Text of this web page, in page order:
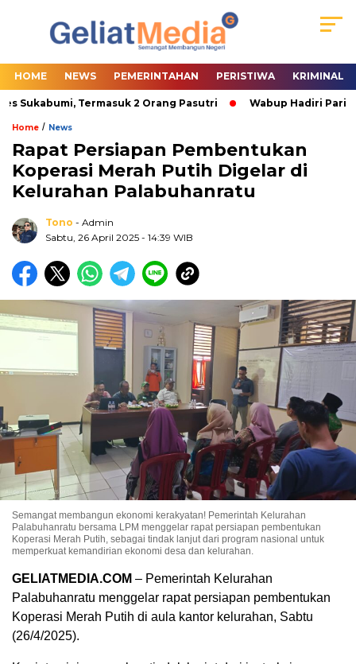
HOME NEWS PEMERINTAHAN PERISTIWA KRIMINAL
Termasuk 2 Orang Pasutri Wabup Hadiri
Home / News
Rapat Persiapan Pembentukan
Koperasi Merah Putih Digelar di
Kelurahan Palabuhanratu
Tono - Admin
Sabtu, 26 April 2025 - 14:39 WIB
Semangat membangun ekonomi kerakyatan! Pemerintah Kelurahan
Palabuhanratu bersama LPM menggelar rapat persiapan pembentukan
Koperasi Merah Putih, sebagai tindak lanjut dari program nasional untuk
memperkuat kemandirian ekonomi desa dan kelurahan.
GELIATMEDIA.COM – Pemerintah Kelurahan
Palabuhanratu menggelar rapat persiapan pembentukan
Koperasi Merah Putih di aula kantor kelurahan, Sabtu
(26/4/2025).